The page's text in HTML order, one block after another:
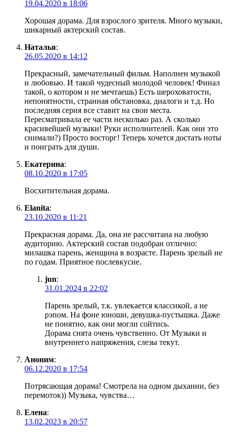
19.04.2020 в 18:06
Хорошая дорама. Для взрослого зрителя. Много музыки,
шикарный актерский состав.
Наталья:
26.05.2020 в 14:12
Прекрасный, замечательный фильм. Наполнен музыкой
и любовью. И такой чудесный молодой человек! Финал
такой, о котором и не мечтаешь) Есть шероховатости,
непонятности, странная обстановка, диалоги и т.д. Но
последняя серия все ставит на свои места.
Пересматривала ее части несколько раз. А сколько
красивейшей музыки! Руки исполнителей. Как они это
снимали?) Просто восторг! Теперь хочется достать ноты
и поиграть для души.
Екатерина:
08.10.2020 в 17:05
Восхитительная дорама.
Elanita:
23.10.2020 в 11:21
Прекрасная дорама. Да, она не рассчитана на любую
аудиторию. Актерский состав подобран отлично:
милашка парень, женщина в возрасте. Парень зрелый не
по годам. Приятное послевкусие.
jun:
31.01.2024 в 22:02
Парень зрелый, т.к. увлекается классикой, а не
рэпом. На фоне юноши, девушка-пустышка. Даже
не понятно, как они могли сойтись.
Дорама снята очень чувственно. От Музыки и
внутреннего напряжения, слезы текут.
Аноним:
06.12.2020 в 17:54
Потрясающая дорама! Смотрела на одном дыхании, без
перемоток)) Музыка, чувства…
Елена:
13.02.2023 в 20:57